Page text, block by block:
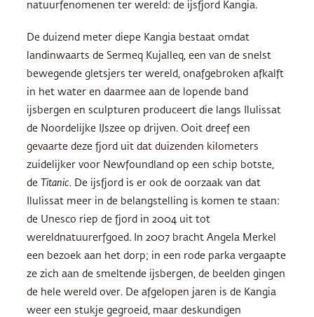
natuurfenomenen ter wereld: de ijsfjord Kangia.
De duizend meter diepe Kangia bestaat omdat
landinwaarts de Sermeq Kujalleq, een van de snelst
bewegende gletsjers ter wereld, onafgebroken afkalft
in het water en daarmee aan de lopende band
ijsbergen en sculpturen produceert die langs Ilulissat
de Noordelijke IJszee op drijven. Ooit dreef een
gevaarte deze fjord uit dat duizenden kilometers
zuidelijker voor Newfoundland op een schip botste,
de Titanic. De ijsfjord is er ook de oorzaak van dat
Ilulissat meer in de belangstelling is komen te staan:
de Unesco riep de fjord in 2004 uit tot
wereldnatuurerfgoed. In 2007 bracht Angela Merkel
een bezoek aan het dorp; in een rode parka vergaapte
ze zich aan de smeltende ijsbergen, de beelden gingen
de hele wereld over. De afgelopen jaren is de Kangia
weer een stukje gegroeid, maar deskundigen